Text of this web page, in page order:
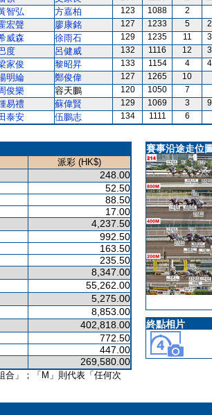
智弘 方嘉柏 123 1088 2
宏聲 廖康銘 127 1233 5
威森 徐雨石 129 1235 11
度 呂健威 132 1116 12
家俊 黎昭昇 133 1154 4
明綸 鄭俊偉 127 1265 10
俊樂 容天鵬 120 1050 7
易禮 蘇偉賢 129 1069 3
泰安 伍鵬志 134 1111 6
派彩 (HK$)
248.00
52.50
88.50
17.00
4,237.50
992.50
163.50
235.50
8,347.00
55,262.00
5,275.00
8,853.00
402,818.00
772.50
447.00
269,580.00
合」；「M」則代表「任何次
賽事沿途走位
終點相片